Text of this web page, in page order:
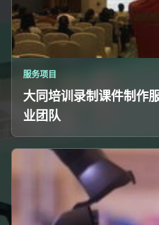
服务项目
大同培训录制课件制作
业团队